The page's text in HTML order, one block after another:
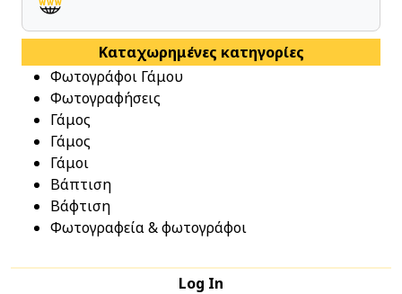
Καταχωρημένες κατηγορίες
Φωτογράφοι Γάμου
Φωτογραφήσεις
Γάμος
Γάμος
Γάμοι
Βάπτιση
Βάφτιση
Φωτογραφεία & φωτογράφοι
Log In